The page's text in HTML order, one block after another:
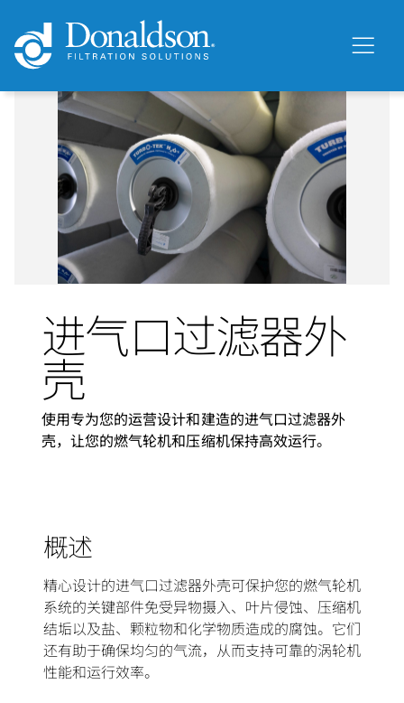
进气口过滤器外
壳
使用专为您的运营设计和建造的进气口过滤器外
壳，让您的燃气轮机和压缩机保持高效运行。
概述
精心设计的进气口过滤器外壳可保护您的燃气轮机
系统的关键部件免受异物摄入、叶片侵蚀、压缩机
结垢以及盐、颗粒物和化学物质造成的腐蚀。它们
还有助于确保均匀的气流，从而支持可靠的涡轮机
性能和运行效率。